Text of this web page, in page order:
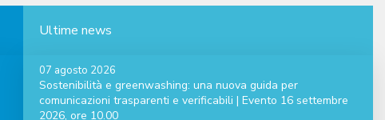
Ultime news
07 agosto 2026
Sostenibilità e greenwashing: una nuova guida per
comunicazioni trasparenti e verificabili | Evento 16 settembre
2026, ore 10.00